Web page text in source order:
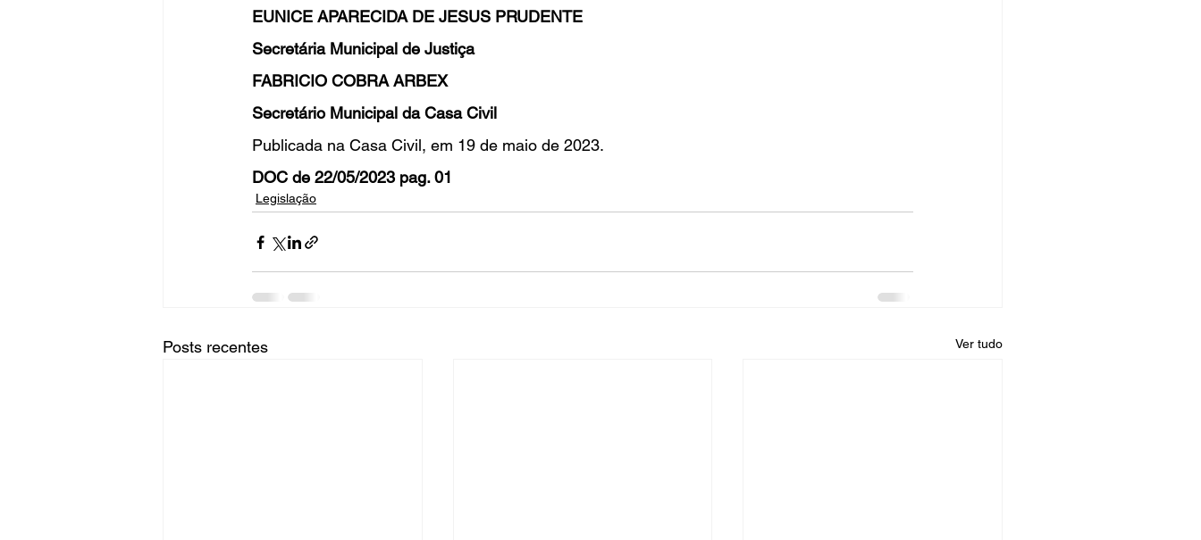
EUNICE APARECIDA DE JESUS PRUDENTE
Secretária Municipal de Justiça
FABRICIO COBRA ARBEX
Secretário Municipal da Casa Civil
Publicada na Casa Civil, em 19 de maio de 2023.
DOC de 22/05/2023 pag. 01
Legislação
Posts recentes Ver tudo